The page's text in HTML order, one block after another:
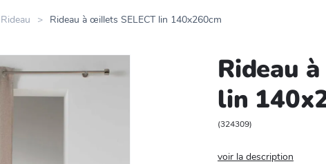
Rideau Rideau à œillets SELECT lin 140x260cm
Rideau
lin
(324309)
voir la description